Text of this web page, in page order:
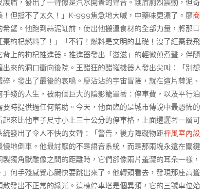
盾，發出了一聲像是汽水開蓋的聲音。護盾劇烈震動，但奇
但撐不了太久！」K-999焦急地大喊，中藥味更濃了。廖商
望。他跑到蒜泥缸前，使出他搬運食材的全部力量，將那口
枸杞燃料了！」「不行！燃料是文明的基礎！沒了紅棗我飛
上的枸杞推進器。推進器發出「滋滋」的輕微煎煮聲，伴隨
來的洞口衝向後院。王醋狂的醋罐機器人發出尖叫：「別想
，發出了最後的哀鳴。廖沾沾的宇宙冒險，就在這片蒜泥、
殘的人生，被兩個巨大的陰影籠罩著：停車費，以及平行泊
時提供過任何幫助。今天，他面臨的是城市傳說中最恐怖的
來比他車子尺寸小上三十公分的停車格，上面還灑著一層可
發出了令人不快的女聲：「警告，後方障礙物距禪風室內設
地倒車。他最討厭的不是語音系統，而是那兩塊永遠在關鍵
獨角獸雕像之間的距離時，它們卻像兩片羞澀的耳朵一樣，
何手殘感覺心臟快要跳出來了。他轉頭看去，發現那座高聳
發出不正常的綠光。這棟停車塔是個異類，它的三號車位始